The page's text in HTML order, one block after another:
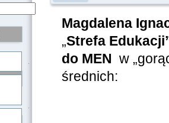
Magdalena
„Strefa
do MEN w
średnich: